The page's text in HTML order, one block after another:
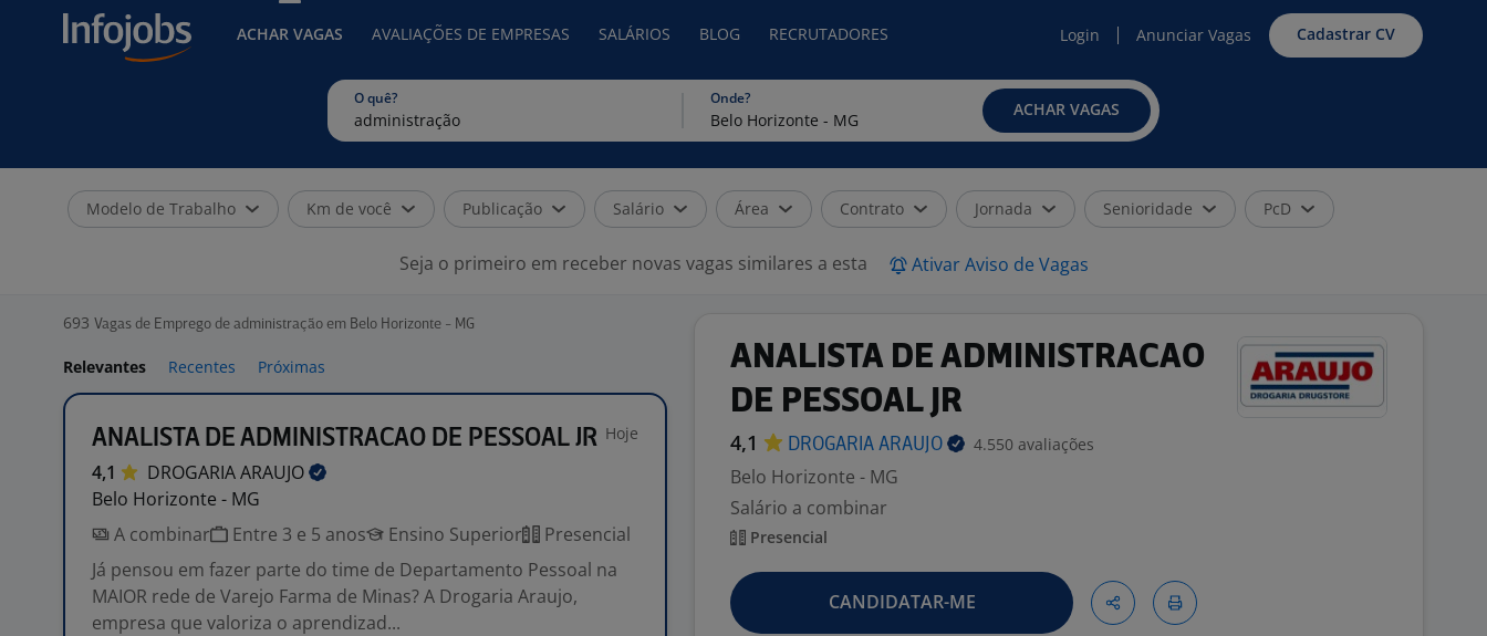
ACHAR VAGAS AVALIAÇÕES DE EMPRESAS SALÁRIOS BLOG RECRUTADORES Login Anunciar Vagas Cadastrar CV
O quê? Onde?
ACHAR VAGAS
Modelo de Trabalho Km de você Publicação Salário Área Contrato Jornada Senioridade PcD
Seja o primeiro em receber novas vagas similares a esta Ativar Aviso de Vagas
693 Vagas de Emprego de administração em Belo Horizonte - MG
Relevantes Recentes Próximas
ANALISTA DE ADMINISTRACAO DE PESSOAL JR Hoje
4,1 DROGARIAARAUJO
Belo Horizonte - MG
A combinar
Entre 3 e 5 anos Ensino Superior
Presencial
Já pensou em fazer parte do time de Departamento Pessoal na
MAIOR rede de Varejo Farma de Minas? A Drogaria Araujo,
empresa que valoriza o aprendizad...
ANALISTA DE ADMINISTRACAO
DE PESSOAL JR
4,1 DROGARIA ARAUJO 4.550 avaliações
Belo Horizonte - MG
Salário a combinar
Presencial
CANDIDATAR-ME